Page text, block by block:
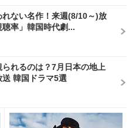
ない名作！来週(8/10～)放
率」韓国時代劇...
れるのは？7月日本の地上
韓国ドラマ5選